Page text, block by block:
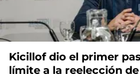
Kicillof dio el primer
límite a la reelección